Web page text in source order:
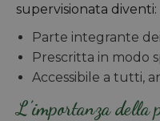
supervisionata diventi:
Parte integrante
Prescritta in modo
Accessibile a tutti,
L’importanza della